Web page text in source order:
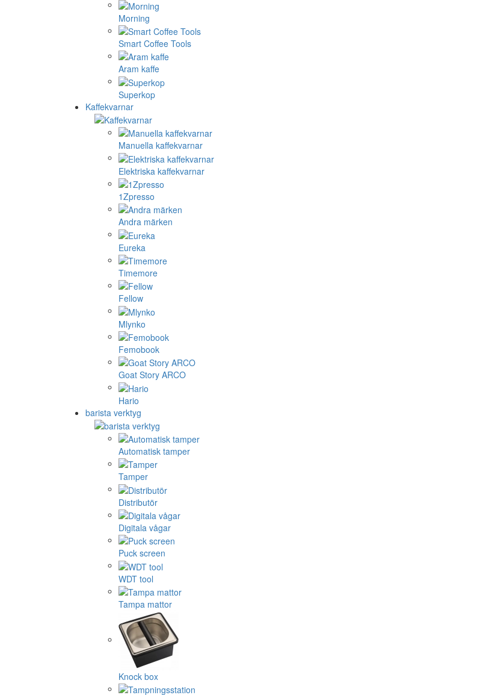
Morning
Smart Coffee Tools
Aram kaffe
Superkop
Kaffekvarnar
Manuella kaffekvarnar
Elektriska kaffekvarnar
1Zpresso
Andra märken
Eureka
Timemore
Fellow
Mlynko
Femobook
Goat Story ARCO
Hario
barista verktyg
Automatisk tamper
Tamper
Distributör
Digitala vågar
Puck screen
WDT tool
Tampa mattor
Knock box